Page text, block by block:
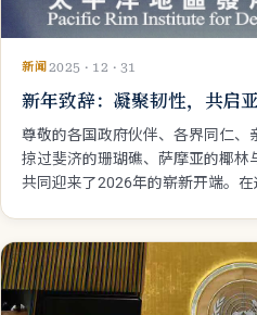
新闻 2025 · 12 · 31
新年致辞：凝聚韧性，共启
尊敬的各国政府伙伴、各界同仁、
掠过斐济的珊瑚礁、萨摩亚的椰林
共同迎来了2026年的崭新开端。
福。